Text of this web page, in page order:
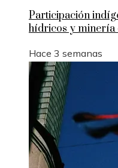
Participación
hídricos y minería
Hace 3 semanas